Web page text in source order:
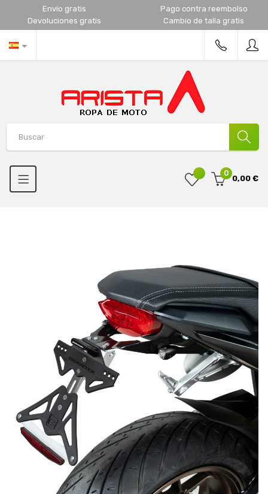
Envío gratis
Pago contra reembolso
Devoluciones gratis
Cambio de talla gratis
0
0,00 €